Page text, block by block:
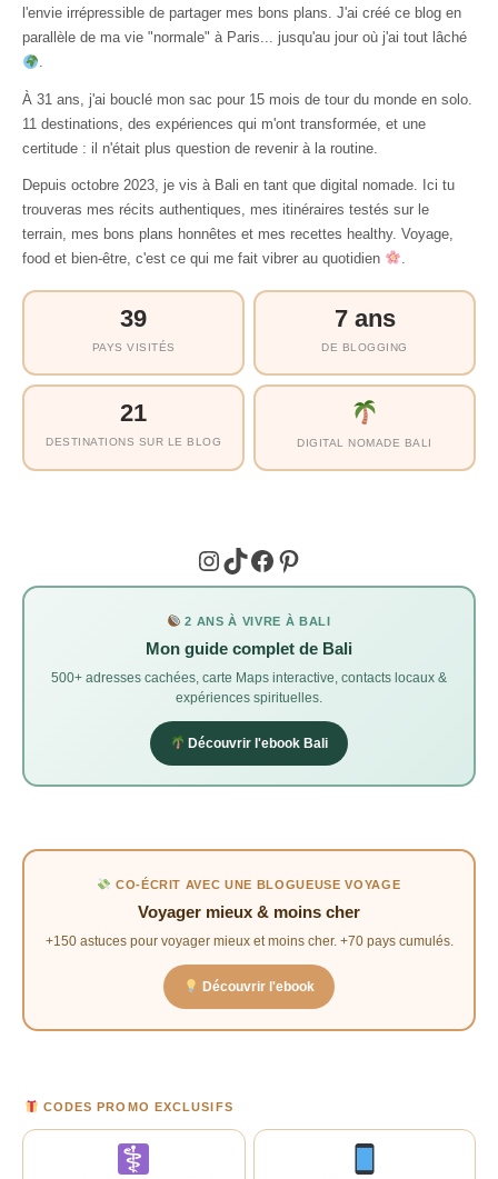
l'envie irrépressible de partager mes bons plans. J'ai créé ce blog en
parallèle de ma vie "normale" à Paris... jusqu'au jour où j'ai tout lâché
.
À 31 ans, j'ai bouclé mon sac pour 15 mois de tour du monde en solo.
11 destinations, des expériences qui m'ont transformée, et une
certitude : il n'était plus question de revenir à la routine.
Depuis octobre 2023, je vis à Bali en tant que digital nomade. Ici tu
trouveras mes récits authentiques, mes itinéraires testés sur le
terrain, mes bons plans honnêtes et mes recettes healthy. Voyage,
food et bien-être, c'est ce qui me fait vibrer au quotidien
39
PAYS VISITÉS
7 ans
DE BLOGGING
21
DESTINATIONS SUR LE BLOG DIGITAL NOMADE BALI
Instagram
TikTok
Facebook
Pinterest
2 ANS À VIVRE À BALI
Mon guide complet de Bali
500+ adresses cachées, carte Maps interactive, contacts locaux &
expériences spirituelles.
Découvrir l'ebook Bali
CO-ÉCRIT AVEC UNE BLOGUEUSE VOYAGE
Voyager mieux & moins cher
+150 astuces pour voyager mieux et moins cher. +70 pays cumulés.
Découvrir l'ebook
CODES PROMO EXCLUSIFS